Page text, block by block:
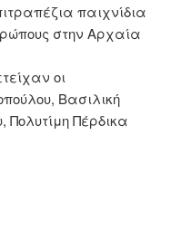
παιχνίδια
στην Αρχαία
οι
Βασιλική
Πέρδικα